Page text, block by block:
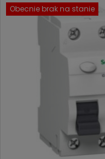
Obecnie brak na stanie